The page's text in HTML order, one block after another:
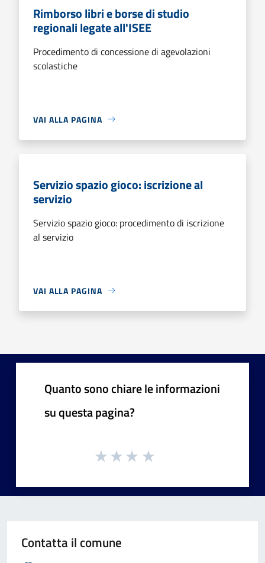
Rimborso libri e borse di studio
regionali legate all'ISEE
Procedimento di concessione di agevolazioni
scolastiche
VAI ALLA PAGINA
Servizio spazio gioco: iscrizione al
servizio
Servizio spazio gioco: procedimento di iscrizione
al servizio
VAI ALLA PAGINA
Quanto sono chiare le informazioni
su questa pagina?
Contatta il comune